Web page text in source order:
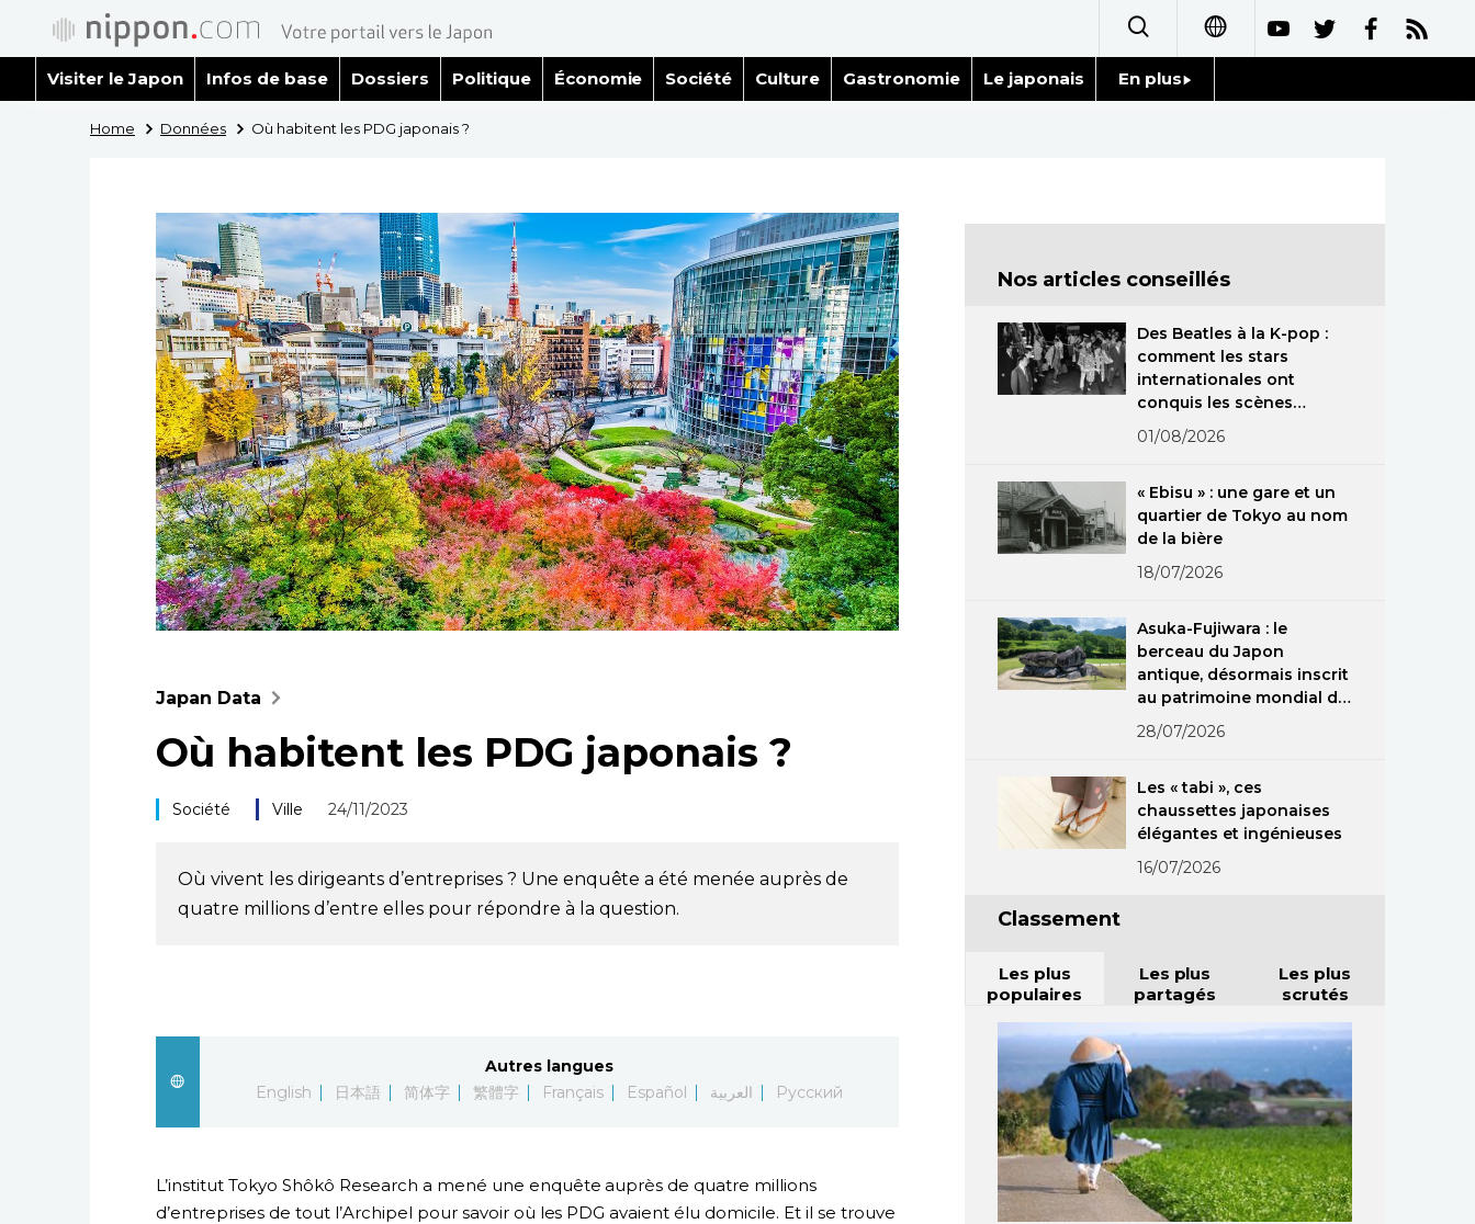
العربية
Visiter le Japon Infos de base Dossiers Politique Économie Société Culture Gastronomie Le japonais En plus
Images
Vidéos
Home Données Où habitent les PDG japonais ?
Japan Data
Où habitent les PDG japonais ?
Société Ville 24/11/2023
Où vivent les dirigeants d’entreprises ? Une enquête a été menée auprès de
quatre millions d’entre elles pour répondre à la question.
Autres langues
English
日本語 简体字 繁體字 Français Español العربية Русский
L’institut Tokyo Shôkô Research a mené une enquête auprès de quatre millions
d’entreprises de tout l’Archipel pour savoir où les PDG avaient élu domicile. Et il se trouve
Nos articles conseillés
Des Beatles à la K-pop :
comment les stars
internationales ont
conquis les scènes
japonaises
01/08/2026
« Ebisu » : une gare et un
quartier de Tokyo au nom
de la bière
18/07/2026
Asuka-Fujiwara : le
berceau du Japon
antique, désormais inscrit
au patrimoine mondial de
l’Unesco
28/07/2026
Les « tabi », ces
chaussettes japonaises
élégantes et ingénieuses
16/07/2026
Classement
Les plus
populaires
Les plus
partagés
Les plus
scrutés